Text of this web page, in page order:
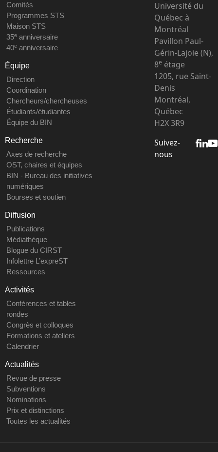
Comités
Programmes STS
Maison STS
35eanniversaire
40eanniversaire
Équipe
Direction
Coordination
Chercheurs/chercheuses
Étudiants/étudiantes
Équipe du BIN
Recherche
Axes de recherche
OST, chaires et équipes
BIN - Bureau des initiatives
numériques
Bourses et soutien
Diffusion
Publications
Médiathèque
Blogue du CIRST
Infolettre L’expreST
Ressources
Activités
Conférences et tables
rondes
Congrès et colloques
Formations et ateliers
Calendrier
Actualités
Revue de presse
Subventions
Nominations
Prix et distinctions
Toutes les actualités
Université du
Québec à
Montréal
Pavillon Paul-
Gérin-Lajoie (N),
8e étage
1205, rue Saint-
Denis
Montréal,
Québec
H2X 3R9
Suivez-
nous